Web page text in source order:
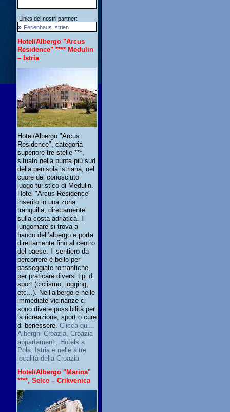
Links dei nostri partner:
» Ferienhaus Istrien
Hotel/Albergo "Arcus
Residence" **** Medulin
– Istria
Hotel/Albergo "Arcus
Residence", categoria
superiore tre stelle ***,
situato nella punta più sud
della penisola istriana, nel
cuore del conosciuto
luogo turistico di Medulin.
Hotel "Arcus Residence"
inserito in una zona
tranquilla, direttamente
sulla costa adriatica. Il
lungomare si trova a
fianco dell’albergo e porta
direttamente fino al centro
del paese. Il sentiero da
percorrere è bello per
passeggiate romantiche,
per praticare diversi tipi di
sport (ciclismo, jogging,
etc...). Nell’albergo e nelle
immediate vicinanze ci
sono divere possibilità per
la ricreazione, sport o cure
di benessere. Clicca qui...
Alberghi Croazia, Croazia
appartamenti, Hotels a
Pola, Istria e nelle altre
località della Croazia
Hotel/Albergo "Marina"
****, Selce – Crikvenica